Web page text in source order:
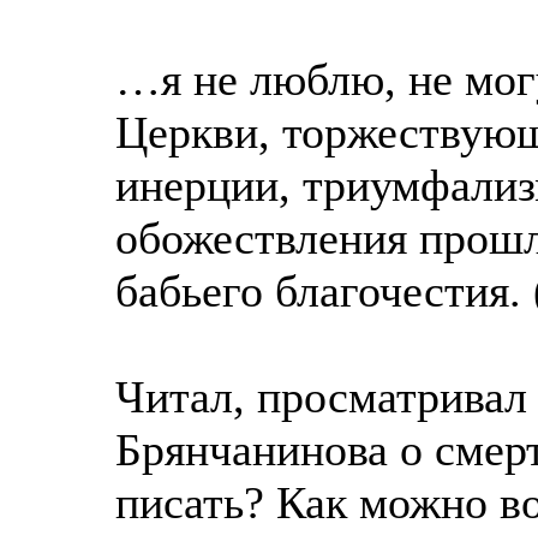
…я не люблю, не
Церкви,
инерции,
обожествления
бабьего
Читал,
Брянчанинова о
писать? Как можно